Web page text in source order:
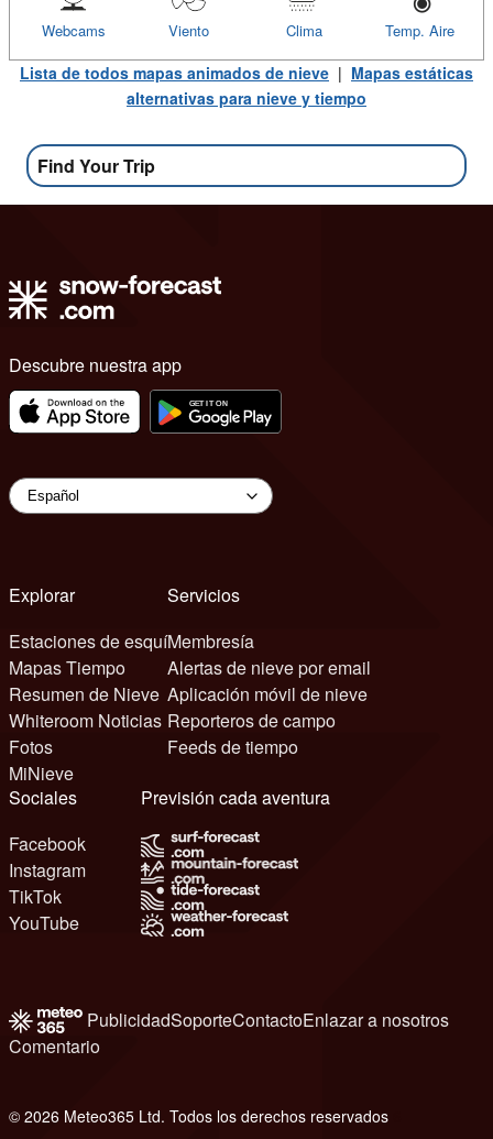
Temp. Aire
Clima
Viento
Webcams
Lista de todos mapas animados de nieve | Mapas estáticas
alternativas para nieve y tiempo
Find Your Trip
Descubre nuestra app
Explorar
Estaciones de esquí
Mapas Tiempo
Resumen de Nieve
Whiteroom Noticias
Fotos
MiNieve
Servicios
Membresía
Alertas de nieve por email
Aplicación móvil de nieve
Reporteros de campo
Feeds de tiempo
Sociales
Facebook
Instagram
TikTok
YouTube
Previsión cada aventura
PublicidadSoporteContactoEnlazar a nosotros
Comentario
© 2026 Meteo365 Ltd. Todos los derechos reservados